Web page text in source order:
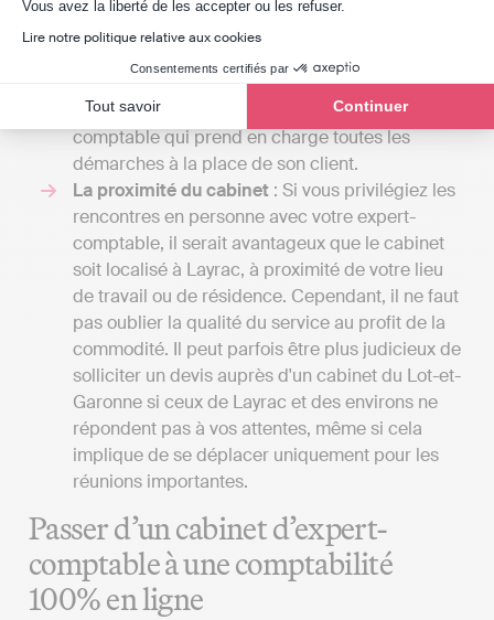
Vous avez la liberté de les accepter ou les refuser.
Lire notre politique relative aux cookies
Consentements certifiés par
Tout savoir Continuer
€ et 588 € / an HT en fonction de la taille de
l'entreprise, car Indy n'assiste que les
professionnels dans la gestion de leur
comptabilité, contrairement à l’expert-
comptable qui prend en charge toutes les
démarches à la place de son client.
La proximité du cabinet : Si vous privilégiez les
rencontres en personne avec votre expert-
comptable, il serait avantageux que le cabinet
soit localisé à Layrac, à proximité de votre lieu
de travail ou de résidence. Cependant, il ne faut
pas oublier la qualité du service au profit de la
commodité. Il peut parfois être plus judicieux de
solliciter un devis auprès d'un cabinet du Lot-et-
Garonne si ceux de Layrac et des environs ne
répondent pas à vos attentes, même si cela
implique de se déplacer uniquement pour les
réunions importantes.
Passer d’un cabinet d’expert-
comptable à une comptabilité
100% en ligne